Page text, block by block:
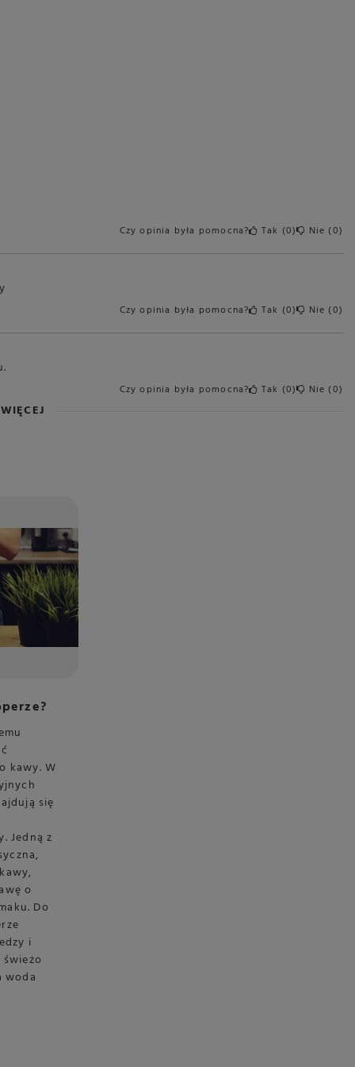
Czy opinia była pomocna? Tak 0 Nie 0
Czy opinia była pomocna? Tak 0 Nie 0
Czy opinia była pomocna? Tak 0 Nie 0
kawy. W
się
Jedną z
o
Do
i
woda